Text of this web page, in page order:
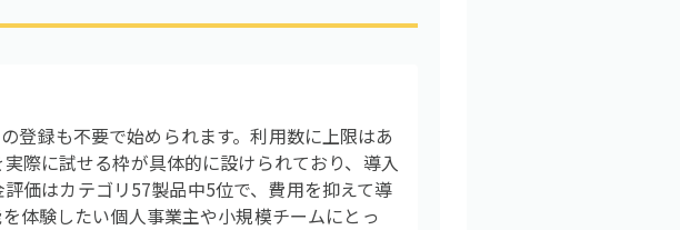
登録も不要で始められます。利用数に上限はあ
際に試せる枠が具体的に設けられており、導入
価はカテゴリ57製品中5位で、費用を抑えて導
体験したい個人事業主や小規模チームにとっ